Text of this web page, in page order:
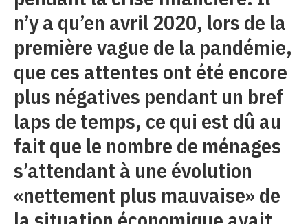
n’y a qu’en avril 2020, lors de la
première vague de la pandémie,
que ces attentes ont été encore
plus négatives pendant un bref
laps de temps, ce qui est dû au
fait que le nombre de ménages
s’attendant à une évolution
«nettement plus mauvaise» de